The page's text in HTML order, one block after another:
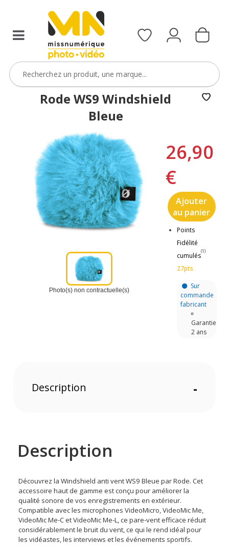
Rode WS9 Windshield
Bleue
Photo(s) non contractuelle(s)
26,90
€
Ajouter
au panier
Points
Fidélité
cumulés
(1)
27pts
Sur
commande
fabricant
Garantie
2 ans
Description -
Description
Découvrez la Windshield anti vent WS9 Bleue par Rode. Cet
accessoire haut de gamme est conçu pour améliorer la
qualité sonore de vos enregistrements en extérieur.
Compatible avec les microphones VideoMicro, VideoMic Me,
VideoMic Me-C et VideoMic Me-L, ce pare-vent efficace réduit
considérablement le bruit du vent, ce qui le rend idéal pour
les vidéastes, les interviews et les événements sportifs.